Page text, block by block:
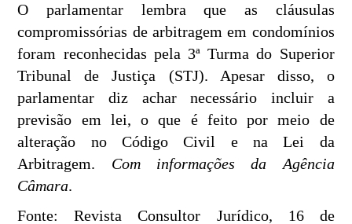
O parlamentar lembra que as cláusulas
compromissórias de arbitragem em condomínios
foram reconhecidas pela 3ª Turma do Superior
Tribunal de Justiça (STJ). Apesar disso, o
parlamentar diz achar necessário incluir a
previsão em lei, o que é feito por meio de
alteração no Código Civil e na Lei da
Arbitragem. Com informações da Agência
Câmara.
Fonte: Revista Consultor Jurídico, 16 de